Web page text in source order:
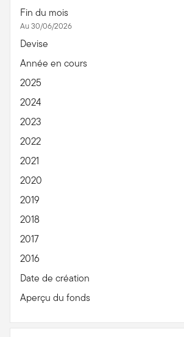
Fin du mois
Au 30/06/2026
Devise
Année en cours
2025
2024
2023
2022
2021
2020
2019
2018
2017
2016
Date de création
Aperçu du fonds